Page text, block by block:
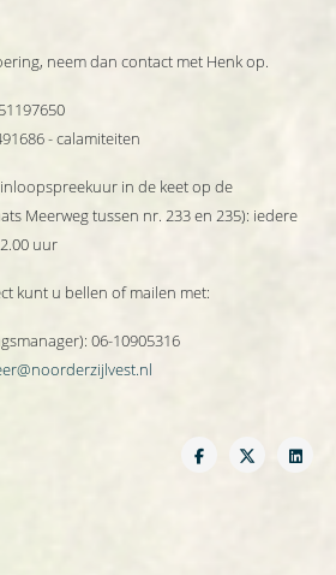
neem dan contact met Henk op.
- calamiteiten
in de keet op de
Meerweg tussen nr. 233 en 235): iedere
uur
kunt u bellen of mailen met:
06-10905316